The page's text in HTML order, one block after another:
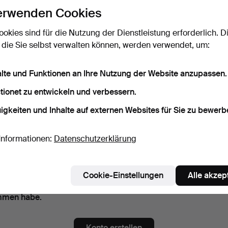
Das Passwort als Klartext
Sie die Newsletter von Woxholt Auktioner. (freiwillig)
Enladungen zu Veranstaltungen und Neuigkeiten.
Expertentipps, ausgewählten Objekten und Inspiration. Sie können das
bin über 18 Jahre alt und akzeptieredie
zur Kenntnis
habe.
Cookies
sind für die Nutzung der Dienstleistung erforderlich.
Sie selbst verwalten können, werden verwendet, um:
und Funktionen an Ihre Nutzung der Website anzupassen.
zu entwickeln und verbessern.
und Inhalte auf externen Websites für Sie zu
Datenschutzerklärung
Cookie-Einstellungen Alle